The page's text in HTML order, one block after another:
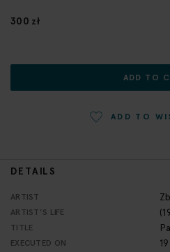
DETAILS
More
Information
ARTIST
ARTIST'S LIFE
TITLE
EXECUTED ON
300 zł
ADD TO
ADD TO